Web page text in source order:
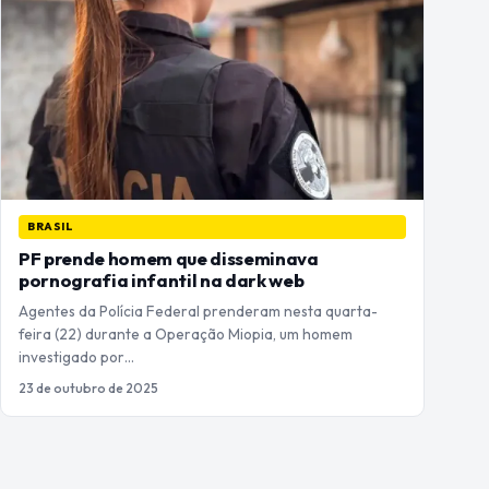
BRASIL
PF prende homem que disseminava
pornografia infantil na dark web
Agentes da Polícia Federal prenderam nesta quarta-
feira (22) durante a Operação Miopia, um homem
investigado por…
23 de outubro de 2025